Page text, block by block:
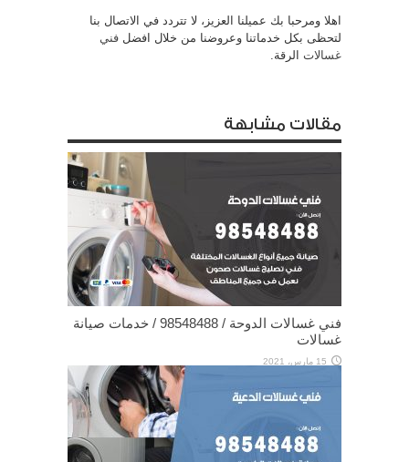
اهلا ومرحبا بك عميلنا العزيز، لا تتردد في الاتصال بنا
لتحظى بكل خدماتنا وعروضنا من خلال افضل فني
غسالات الرقة.
مقالات مشابهة
فني غسالات الدوحة / 98548488 / خدمات صيانة
غسالات
15 مارس، 2021